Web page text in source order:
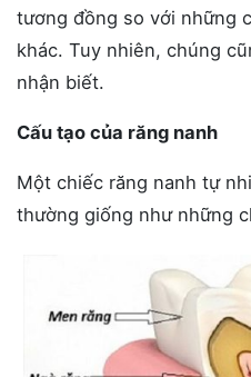
tương đồng so với những
khác. Tuy nhiên, chúng
nhận biết.
Cấu tạo của răng nanh
Một chiếc răng nanh tự
thường giống như những